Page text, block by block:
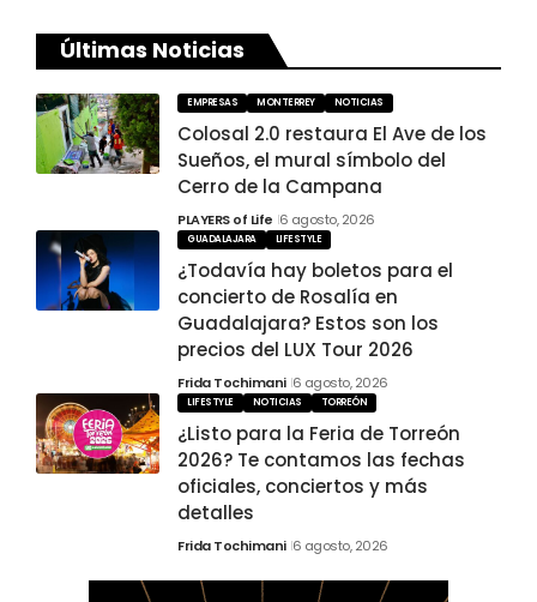
Últimas Noticias
EMPRESAS MONTERREY NOTICIAS
Colosal 2.0 restaura El Ave de los
Sueños, el mural símbolo del
Cerro de la Campana
PLAYERS of Life 6 agosto, 2026
GUADALAJARA LIFESTYLE
¿Todavía hay boletos para el
concierto de Rosalía en
Guadalajara? Estos son los
precios del LUX Tour 2026
Frida Tochimani 6 agosto, 2026
LIFESTYLE NOTICIAS TORREÓN
¿Listo para la Feria de Torreón
2026? Te contamos las fechas
oficiales, conciertos y más
detalles
Frida Tochimani 6 agosto, 2026